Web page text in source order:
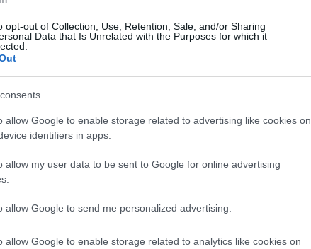
opt-out of Collection, Use, Retention, Sale, and/or Sharing
Data that Is Unrelated with the Purposes for which it
allow Google to enable storage related to advertising like cookies on
identifiers in apps.
allow my user data to be sent to Google for online advertising
allow Google to send me personalized advertising.
allow Google to enable storage related to analytics like cookies on
TOVÁBB OLVASOM
MŰSORVÁLTOZÁS HÁZASSÁG ELSŐ LÁTÁSRA LEGYEN
SZEZON 2025